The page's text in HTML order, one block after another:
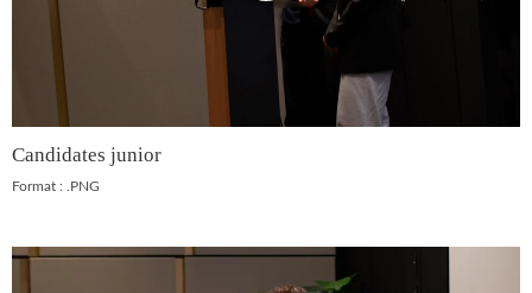
Candidates junior
Format : .PNG